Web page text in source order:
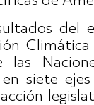
del
las
siete